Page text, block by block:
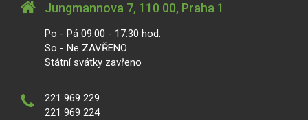
Jungmannova 7, 110 00, Praha 1
Po - Pá 09.00 - 17.30 hod.
So - Ne ZAVŘENO
Státní svátky zavřeno
221 969 229
221 969 224